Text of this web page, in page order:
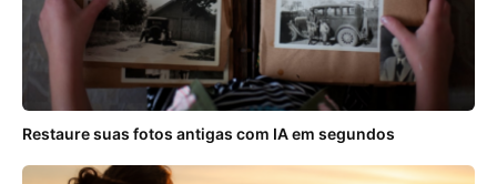
Restaure suas fotos antigas com IA em segundos